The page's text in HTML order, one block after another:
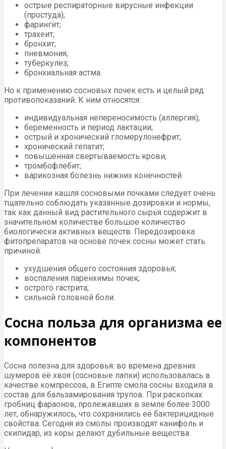
острые респираторные вирусные инфекции
(простуда);
фарингит;
трахеит;
бронхит;
пневмония;
туберкулез;
бронхиальная астма.
Но к применению сосновых почек есть и целый ряд
противопоказаний. К ним относятся:
индивидуальная непереносимость (аллергия);
беременность и период лактации;
острый и хронический гломерулонефрит;
хронический гепатит;
повышенная свертываемость крови;
тромбофлебит;
варикозная болезнь нижних конечностей.
При лечении кашля сосновыми почками следует очень
тщательно соблюдать указанные дозировки и нормы,
так как данный вид растительного сырья содержит в
значительном количестве большое количество
биологически активных веществ. Передозировка
фитопрепаратов на основе почек сосны может стать
причиной:
ухудшения общего состояния здоровья;
воспаления паренхимы почек;
острого гастрита;
сильной головной боли.
Сосна польза для организма ее
компонентов
Сосна полезна для здоровья: во времена древних
шумеров её хвоя (сосновые лапки) использовалась в
качестве компрессов, в Египте смола сосны входила в
состав для бальзамирования трупов. При раскопках
гробниц фараонов, пролежавших в земле более 3000
лет, обнаружилось, что сохранились её бактерицидные
свойства. Сегодня из смолы производят канифоль и
скипидар, из коры делают дубильные вещества.